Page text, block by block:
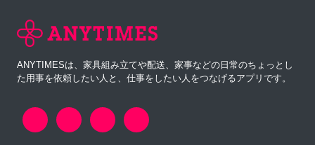
ANYTIMESは、家具組み立てや配送、家事などの日常のちょっとし
た用事を依頼したい人と、仕事をしたい人をつなげるアプリです。